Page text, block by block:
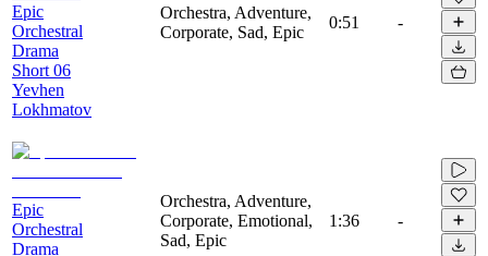
Epic
Orchestral
Drama
Short 06
Yevhen
Lokhmatov
Orchestra, Adventure,
Corporate, Sad, Epic
0:51 -
Epic
Orchestral
Drama
Orchestra, Adventure,
Corporate, Emotional,
Sad, Epic
1:36 -